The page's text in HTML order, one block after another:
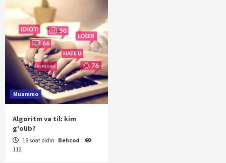
Muammo
Algoritm va til: kim
g'olib?
18 soat oldin Behzod
112